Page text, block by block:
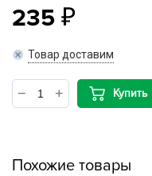
235
Товар доставим
Купить
Похожие товары